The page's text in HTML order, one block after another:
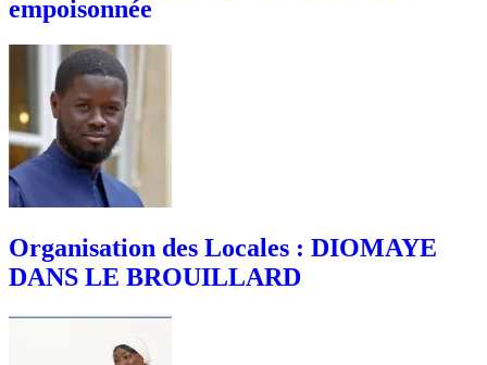
empoisonnée
Organisation des Locales : DIOMAYE
DANS LE BROUILLARD